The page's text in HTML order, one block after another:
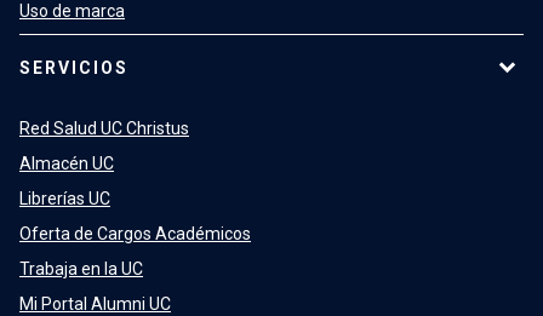
Uso de marca
SERVICIOS
Red Salud UC Christus
Almacén UC
Librerías UC
Oferta de Cargos Académicos
Trabaja en la UC
Mi Portal Alumni UC